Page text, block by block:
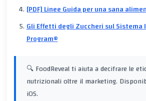
[PDF] Linee Guida per una sana
Gli Effetti degli Zuccheri sul
Program®
🔍 FoodReveal ti aiuta a decifrare le
nutrizionali oltre il marketing.
iOS.